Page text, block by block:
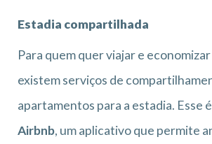
Estadia compartilhada
Para quem quer viajar e
existem serviços de
apartamentos para a estadia. Esse
Airbnb, um aplicativo que permite